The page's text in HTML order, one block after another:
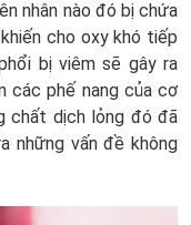
nhân nào đó bị chứa
cho oxy khó tiếp
bị viêm sẽ gây ra
các phế nang của cơ
chất dịch lỏng đó đã
những vấn đề không